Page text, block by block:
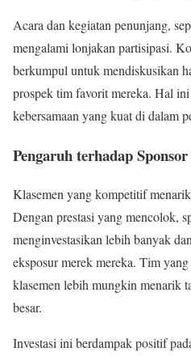
Acara dan kegiatan penunjang,
mengalami lonjakan partisipasi.
berkumpul untuk mendiskusikan
prospek tim favorit mereka. Hal ini
kebersamaan yang kuat di dalam
Pengaruh terhadap Sponsor
Klasemen yang kompetitif
Dengan prestasi yang mencolok,
menginvestasikan lebih banyak
eksposur merek mereka. Tim
klasemen lebih mungkin menarik
besar.
Investasi ini berdampak positif